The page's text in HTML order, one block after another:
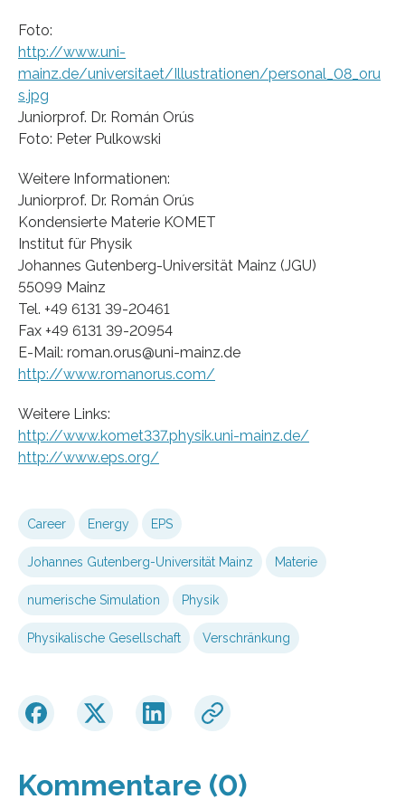
Foto:
http://www.uni-
mainz.de/universitaet/Illustrationen/personal_08_oru
s.jpg
Juniorprof. Dr. Román Orús
Foto: Peter Pulkowski
Weitere Informationen:
Juniorprof. Dr. Román Orús
Kondensierte Materie KOMET
Institut für Physik
Johannes Gutenberg-Universität Mainz (JGU)
55099 Mainz
Tel. +49 6131 39-20461
Fax +49 6131 39-20954
E-Mail: roman.orus@uni-mainz.de
http://www.romanorus.com/
Weitere Links:
http://www.komet337.physik.uni-mainz.de/
http://www.eps.org/
Career Energy EPS
Johannes Gutenberg-Universität Mainz Materie
numerische Simulation Physik
Physikalische Gesellschaft Verschränkung
Kommentare (0)